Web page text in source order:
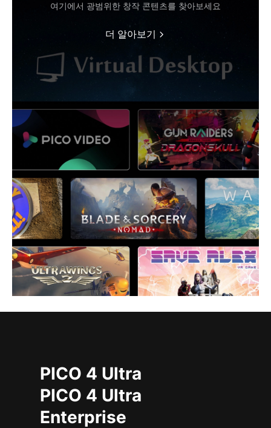
여기에서 광범위한 창작 콘텐츠를 찾아보세요
더 알아보기
PICO 4 Ultra
PICO 4 Ultra
Enterprise